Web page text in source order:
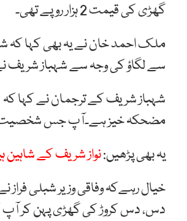
گھڑی کی قیمت 2 ہزار روپے تھی۔
ملک احمد خان نے یہ بھی کہا کہ
سے لگاؤ کی وجہ سے شہباز شریف نے 50 سال سے یہ گھڑی پہن رکھی
شہباز شریف کے ترجمان نے کہا
مضحکہ خیز ہے۔آپ جس شخصیت کے
یہ بھی پڑھیں:نواز شریف کے
خیال رہےکہ وفاقی وزیر شبلی فراز
دس، دس کروڑ کی گھڑی پہن کر آپ